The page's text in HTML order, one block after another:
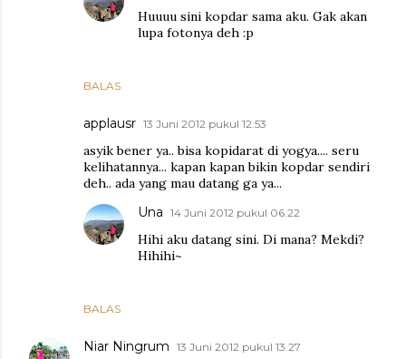
BALAS
Huuuu sini kopdar sama aku. Gak akan
lupa fotonya deh :p
applausr 13 Juni 2012 pukul 12.53
asyik bener ya.. bisa kopidarat di yogya.... seru
kelihatannya... kapan kapan bikin kopdar sendiri
deh.. ada yang mau datang ga ya...
BALAS
Una 14 Juni 2012 pukul 06.22
Hihi aku datang sini. Di mana? Mekdi?
Hihihi~
Niar Ningrum 13 Juni 2012 pukul 13.27